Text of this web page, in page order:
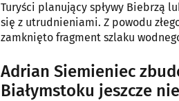
Turyści planujący spływy Biebrzą
się z utrudnieniami. Z powodu
zamknięto fragment szlaku
Adrian Siemieniec
Białymstoku jeszcze